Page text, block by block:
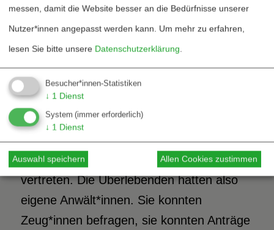
Zeug*innen, sondern auch
Nebenkläger*innen. Solche
Nebenkläger*innen wurden unter anderem
vom ECCHR und unseren
Kooperationsanwälten gerichtlich
vertreten. Die Überlebenden hatten also
eigene Anwält*innen. Sie konnten
Zeug*innen befragen, sie konnten Anträge
messen, damit die Website besser an die Bedürfnisse unserer
Nutzer*innen angepasst werden kann. Um mehr zu erfahren,
lesen Sie bitte unsere Datenschutzerklärung.
Besucher*innen-Statistiken
↓ 1 Dienst
System (immer erforderlich)
↓ 1 Dienst
Auswahl speichern Allen Cookies zustimmen